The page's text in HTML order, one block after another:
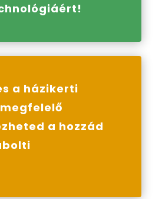
a házikerti
a hozzád